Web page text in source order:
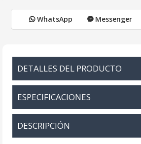
WhatsApp Messenger
DETALLES DEL PRODUCTO
ESPECIFICACIONES
DESCRIPCIÓN